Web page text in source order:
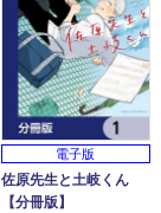
電子版
佐原先生と土岐くん
【分冊版】